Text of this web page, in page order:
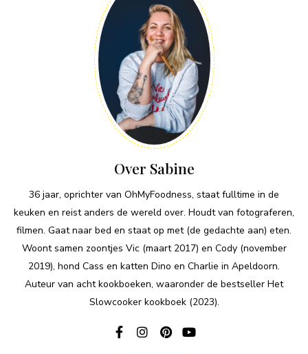
Over Sabine
36 jaar, oprichter van OhMyFoodness, staat fulltime in de
keuken en reist anders de wereld over. Houdt van fotograferen,
filmen. Gaat naar bed en staat op met (de gedachte aan) eten.
Woont samen zoontjes Vic (maart 2017) en Cody (november
2019), hond Cass en katten Dino en Charlie in Apeldoorn.
Auteur van acht kookboeken, waaronder de bestseller Het
Slowcooker kookboek (2023).